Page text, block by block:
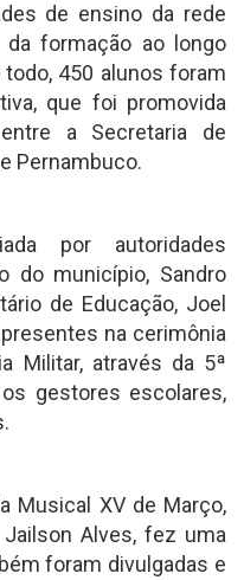
de ensino da rede
da formação ao longo
450 alunos foram
que foi promovida
a Secretaria de
Pernambuco.
por autoridades
do município, Sandro
de Educação, Joel
na cerimônia
Militar, através da 5ª
os gestores escolares,
Musical XV de Março,
Alves, fez uma
foram divulgadas e